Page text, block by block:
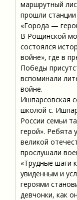
маршрутный
прошли
«Города —
В Рощинской
состоялся
войне», где в
Победы
вспоминали
войне.
Ишпарсовская
школой с.
России семьи
герой». Ребята
великой
прослушали
«Трудные шаги
увиденным и
героями
девчонки, как